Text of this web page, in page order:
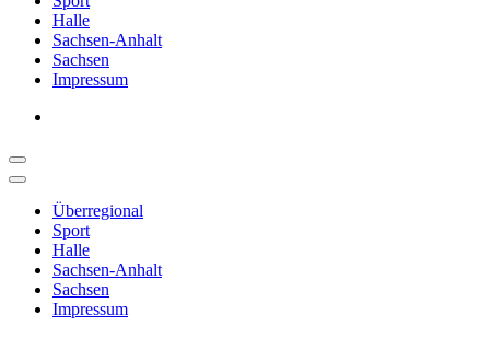
Halle
Sachsen-Anhalt
Sachsen
Impressum
Überregional
Sport
Halle
Sachsen-Anhalt
Sachsen
Impressum